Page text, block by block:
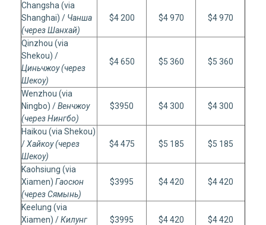
Changsha (via
Shanghai) / Чанша
(через Шанхай)
$4 200 $4 970 $4 970
Qinzhou (via
Shekou) /
Циньчжоу (через
Шекоу)
$4 650 $5 360 $5 360
Wenzhou (via
Ningbo) /Венчжоу
(через Нингбо)
$3950 $4 300 $4 300
Haikou (via Shekou)
/Хайкоу (через
Шекоу)
$4 475 $5 185 $5 185
Kaohsiung (via
Xiamen) Гаосюн
(через Сямынь)
$3995 $4 420 $4 420
Keelung (via
Xiamen) /Килунг
$3995 $4 420 $4 420